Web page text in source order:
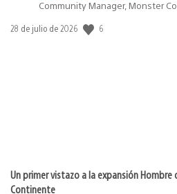
Community Manager, Monster
Fecha
28 de julio de 2026 6
Un primer vistazo a la expansión Hombre
Continente